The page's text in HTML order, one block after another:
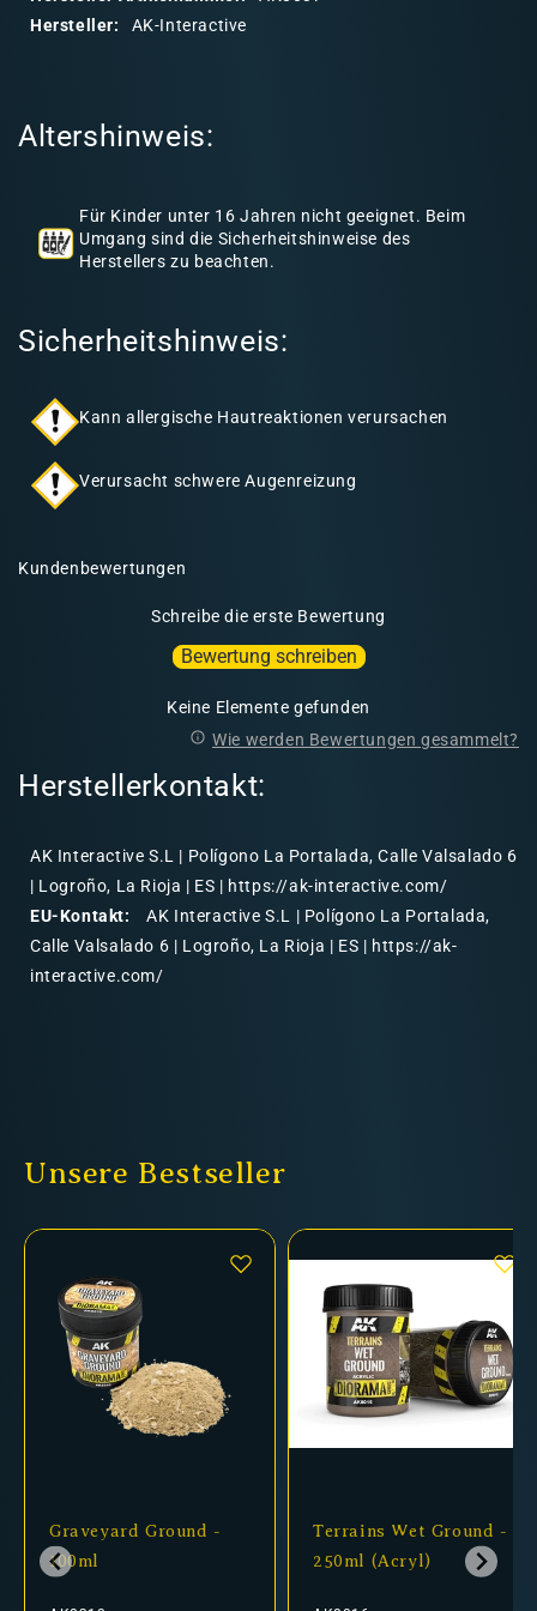
n
Hersteller:
AK-Interactive
Altershinweis:
Für Kinder unter 16 Jahren nicht geeignet. Beim
Umgang sind die Sicherheitshinweise des
Herstellers zu beachten.
Sicherheitshinweis:
Kann allergische Hautreaktionen verursachen
Verursacht schwere Augenreizung
Kundenbewertungen
Schreibe die erste Bewertung
Bewertung schreiben
Keine Elemente gefunden
Wie werden Bewertungen gesammelt?
Herstellerkontakt:
AK Interactive S.L | Polígono La Portalada, Calle Valsalado 6
| Logroño, La Rioja | ES | https://ak-interactive.com/
EU-Kontakt:
AK Interactive S.L | Polígono La Portalada,
Calle Valsalado 6 | Logroño, La Rioja | ES | https://ak-
interactive.com/
Unsere Bestseller
Graveyard Ground -
100ml
Terrains Wet Ground -
250ml (Acryl)